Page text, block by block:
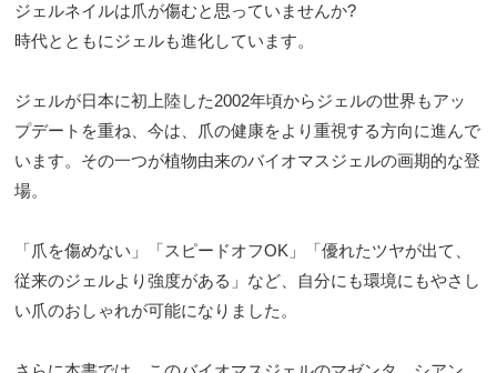
ジェルネイルは爪が傷むと思っていませんか?
時代とともにジェルも進化しています。
ジェルが日本に初上陸した2002年頃からジェルの世界もアッ
プデートを重ね、今は、爪の健康をより重視する方向に進んで
います。その一つが植物由来のバイオマスジェルの画期的な登
場。
「爪を傷めない」「スピードオフOK」「優れたツヤが出て、
従来のジェルより強度がある」など、自分にも環境にもやさし
い爪のおしゃれが可能になりました。